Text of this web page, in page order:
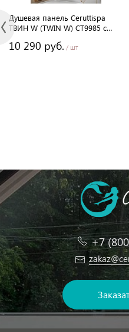
Душевая панель Ceruttispa
ТВИН W (TWIN W) CT9985 с
150х22 см
10 290 руб. / шт
+7